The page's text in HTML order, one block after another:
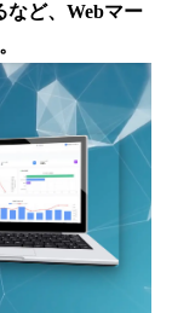
など、Webマー